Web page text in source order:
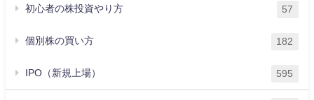
初心者の株投資やり方 57
個別株の買い方 182
IPO（新規上場） 595